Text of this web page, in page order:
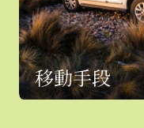
移動手段